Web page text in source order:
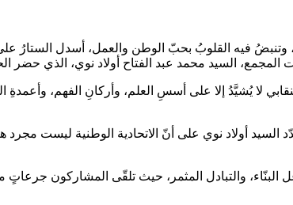
فيه القلوبُ بحبّ الوطن والعمل، أسدل الستارُ على
النقابي لا يُشيَّدُ إلا على أسسِ العلم، وأركانِ الفهم،
أولاد نوي على أنّ الاتحادية الوطنية ليست
البنّاء، والتبادل المثمر، حيث تلقّى المشاركون